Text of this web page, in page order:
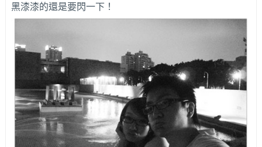
黑漆漆的還是要閃一下！